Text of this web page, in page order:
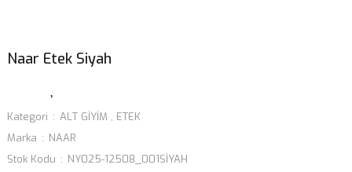
Naar Etek Siyah
Kategori ALT GİYİM , ETEK
Marka
NAAR
Stok Kodu
NY025-12508_001SİYAH